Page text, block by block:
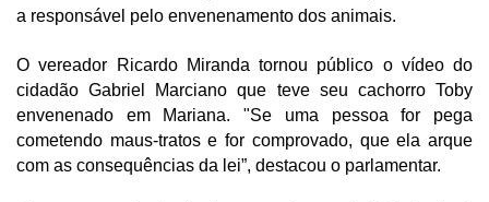
a responsável pelo envenenamento dos animais.
O vereador Ricardo Miranda tornou público o vídeo do
cidadão Gabriel Marciano que teve seu cachorro Toby
envenenado em Mariana. "Se uma pessoa for pega
cometendo maus-tratos e for comprovado, que ela arque
com as consequências da lei”, destacou o parlamentar.